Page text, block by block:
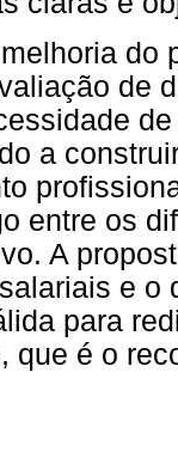
do
de
a
entre os
A
e o
para
que é o